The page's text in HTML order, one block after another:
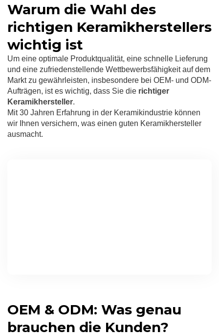
Warum die Wahl des
richtigen Keramikherstellers
wichtig ist
Um eine optimale Produktqualität, eine schnelle Lieferung
und eine zufriedenstellende Wettbewerbsfähigkeit auf dem
Markt zu gewährleisten, insbesondere bei OEM- und ODM-
Aufträgen, ist es wichtig, dass Sie die richtiger
Keramikhersteller.
Mit 30 Jahren Erfahrung in der Keramikindustrie können
wir Ihnen versichern, was einen guten Keramikhersteller
ausmacht.
OEM & ODM: Was genau
brauchen die Kunden?